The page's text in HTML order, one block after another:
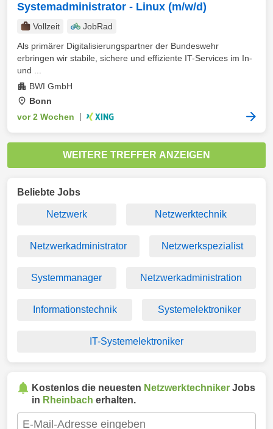
Systemadministrator - Linux (m/w/d)
Vollzeit
JobRad
Als primärer Digitalisierungspartner der Bundeswehr
erbringen wir stabile, sichere und effiziente IT-Services im In-
und ...
BWI GmbH
Bonn
vor 2 Wochen
WEITERE TREFFER ANZEIGEN
Beliebte Jobs
Netzwerk Netzwerktechnik
Netzwerkadministrator Netzwerkspezialist
Systemmanager Netzwerkadministration
Informationstechnik Systemelektroniker
IT-Systemelektroniker
Kostenlos die neuesten Netzwerktechniker Jobs
in Rheinbach erhalten.